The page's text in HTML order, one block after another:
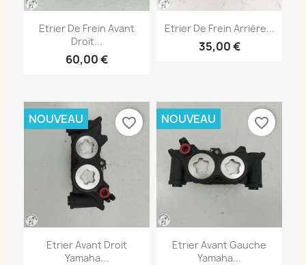
Etrier De Frein Avant
Droit...
60,00 €
Etrier De Frein Arrière...
35,00 €
Etrier Avant Droit
Yamaha...
NOUVEAU favorite_border
Etrier Avant Gauche
Yamaha...
NOUVEAU favorite_border